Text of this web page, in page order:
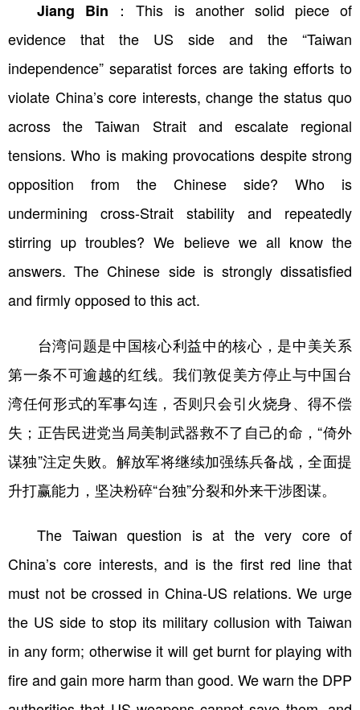
Jiang Bin：This is another solid piece of
evidence that the US side and the “Taiwan
independence” separatist forces are taking efforts to
violate China’s core interests, change the status quo
across the Taiwan Strait and escalate regional
tensions. Who is making provocations despite strong
opposition from the Chinese side? Who is
undermining cross-Strait stability and repeatedly
stirring up troubles? We believe we all know the
answers. The Chinese side is strongly dissatisfied
and firmly opposed to this act.
台湾问题是中国核心利益中的核心，是中美关系
第一条不可逾越的红线。我们敦促美方停止与中国台
湾任何形式的军事勾连，否则只会引火烧身、得不偿
失；正告民进党当局美制武器救不了自己的命，“倚外
谋独”注定失败。解放军将继续加强练兵备战，全面提
升打赢能力，坚决粉碎“台独”分裂和外来干涉图谋。
The Taiwan question is at the very core of
China’s core interests, and is the first red line that
must not be crossed in China-US relations. We urge
the US side to stop its military collusion with Taiwan
in any form; otherwise it will get burnt for playing with
fire and gain more harm than good. We warn the DPP